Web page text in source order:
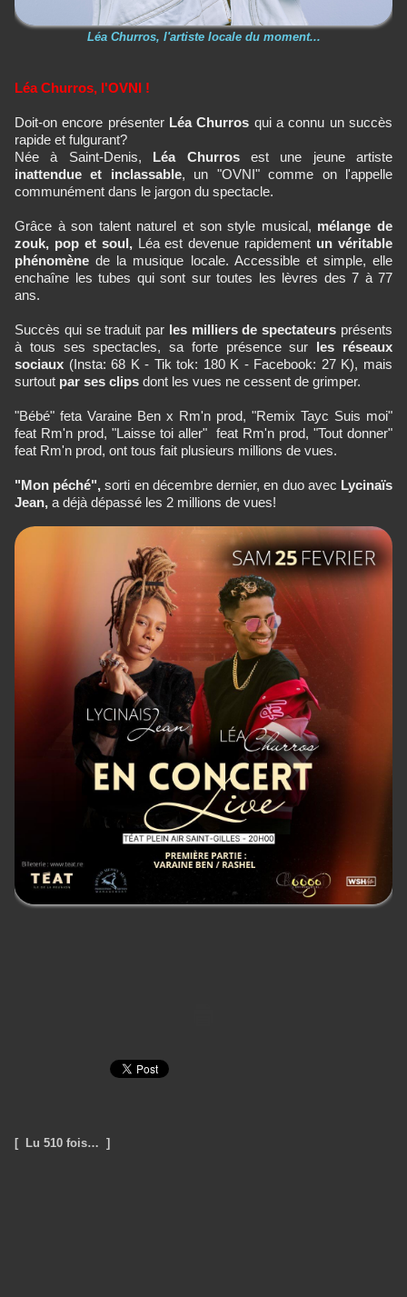
Léa Churros, l'artiste locale du moment...
Léa Churros, l'OVNI !
Doit-on encore présenter Léa Churros qui a connu un succès
rapide et fulgurant?
Née à Saint-Denis, Léa Churros est une jeune artiste
inattendue et inclassable, un "OVNI" comme on l'appelle
communément dans le jargon du spectacle.
Grâce à son talent naturel et son style musical, mélange de
zouk, pop et soul,Léa est devenue rapidement un véritable
phénomènede la musique locale. Accessible et simple, elle
enchaîne les tubes qui sont sur toutes les lèvres des 7 à 77
ans.
Succès qui se traduit par les milliers de spectateurs présents
à tous ses spectacles, sa forte présence sur les réseaux
sociaux (Insta: 68 K - Tik tok: 180 K - Facebook: 27 K), mais
surtout par ses clips dont les vues ne cessent de grimper.
"Bébé" feta Varaine Ben x Rm'n prod, "Remix Tayc Suis moi"
feat Rm'n prod, "Laisse toi aller" feat Rm'n prod, "Tout donner"
feat Rm'n prod, ont tous fait plusieurs millions de vues.
"Mon péché", sorti en décembre dernier, en duo avec Lycinaïs
Jean, a déjà dépassé les 2 millions de vues!
[ Lu 510 fois… ]